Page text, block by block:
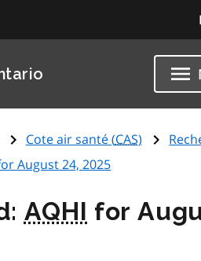
Cote air santé (CAS)
August 24, 2025
AQHI for